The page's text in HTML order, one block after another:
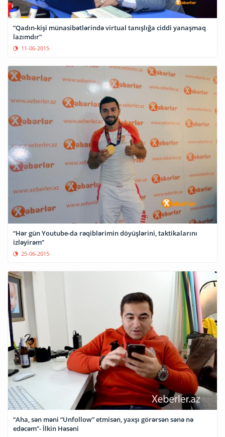
“Qadın-kişi münasibətlərində virtual tanışlığa ciddi yanaşmaq
lazımdır”
11-06-2015
“Hər gün Youtube-da rəqiblərimin döyüşlərini, taktikalarını
izləyirəm”
25-06-2015
“Aha, sən məni “Unfollow” etmisən, yaxşı görərsən sənə nə
edəcəm”- İlkin Həsəni